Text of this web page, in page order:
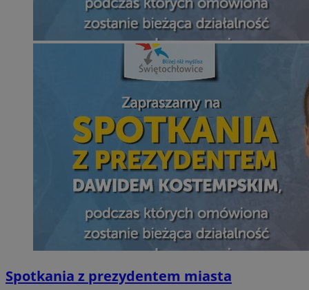
Spotkania z prezydentem miasta